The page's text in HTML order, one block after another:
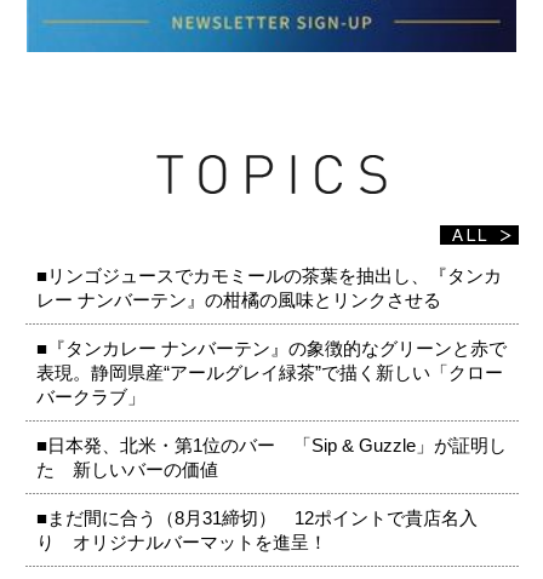
■リンゴジュースでカモミールの茶葉を抽出し、『タンカ
レー ナンバーテン』の柑橘の風味とリンクさせる
■『タンカレー ナンバーテン』の象徴的なグリーンと赤で
表現。静岡県産“アールグレイ緑茶”で描く新しい「クロー
バークラブ」
■日本発、北米・第1位のバー 「Sip & Guzzle」が証明し
た 新しいバーの価値
■まだ間に合う（8月31締切） 12ポイントで貴店名入
り オリジナルバーマットを進呈！